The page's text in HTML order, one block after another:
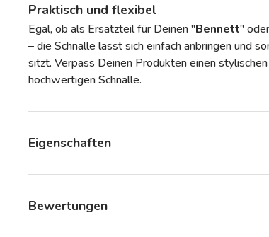
Praktisch und flexibel
Egal, ob als Ersatzteil für Deinen "Bennett"
– die Schnalle lässt sich einfach anbringen und
sitzt. Verpass Deinen Produkten einen
hochwertigen Schnalle.
Eigenschaften
Bewertungen